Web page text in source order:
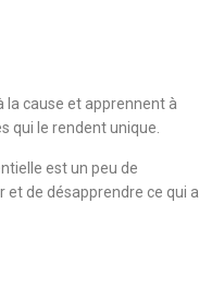
la cause et apprennent à
qui le rendent unique.
est un peu de
et de désapprendre ce qui a